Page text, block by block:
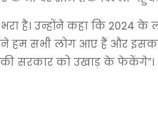
है। उन्होंने कहा कि
सभी लोग आए हैं और इसका
सरकार को उखाड़ के फेकेंगे”।